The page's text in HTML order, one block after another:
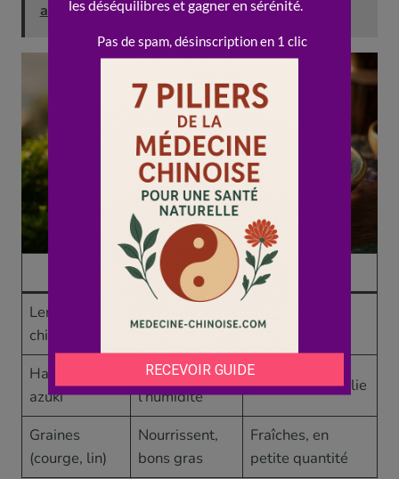
aliment yang par excellence
Rôle MTC
Lentilles, pois
chiches
Rate
cuire
Haricots
azuki
Drainent
l’humidité
En soupe, bouillie
Graines
(courge, lin)
Nourrissent,
bons gras
Fraîches, en
petite quantité